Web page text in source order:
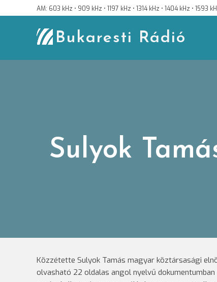
to
AM: 603 kHz • 909 kHz • 1197 kHz • 1314 kHz • 1404 kHz • 1593
Bukaresti Rádió
Sulyok
Közzétette Sulyok Tamás magyar köztársasági
olvasható 22 oldalas angol nyelvű